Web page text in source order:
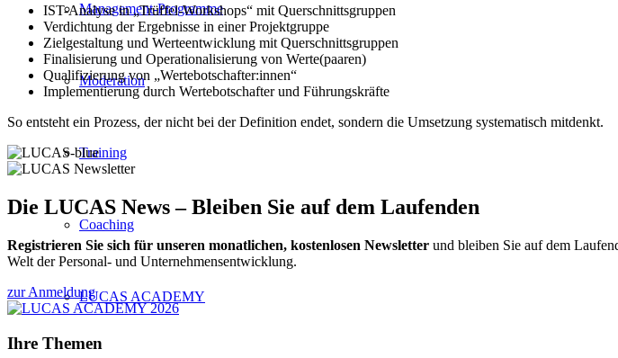
Management-Programme
Moderation
Training
Coaching
LUCAS ACADEMY
IST-Analyse in „Trüffel-Workshops“ mit Querschnittsgruppen
Verdichtung der Ergebnisse in einer Projektgruppe
Zielgestaltung und Werteentwicklung mit Querschnittsgruppen
Finalisierung und Operationalisierung von Werte(paaren)
Qualifizierung von „Wertebotschafter:innen“
Implementierung durch Wertebotschafter und Führungskräfte
So entsteht ein Prozess, der nicht bei der Definition endet, sondern die Umsetzung systematisch mitdenkt.
Die LUCAS News – Bleiben Sie auf dem Laufenden
Registrieren Sie sich für unseren monatlichen, kostenlosen Newsletter und bleiben Sie auf dem
Welt der Personal- und Unternehmensentwicklung.
zur Anmeldung
Ihre Themen